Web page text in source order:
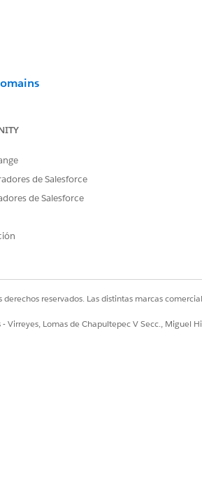
de Salesforce
de Salesforce
reservados. Las distintas marcas
Virreyes, Lomas de Chapultepec V Secc., Miguel